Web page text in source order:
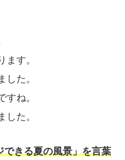
ます。
した。
すね。
した。
できる夏の風景」を言葉